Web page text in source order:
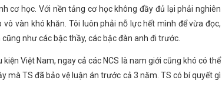
cơ học. Với nền tảng cơ học không đầy đủ lại phải nghiên
vàn khó khăn. Tôi luôn phải nỗ lực hết mình để vừa đọc,
như các bậc thầy, các bậc đàn anh đi trước.
Việt Nam, ngay cả các NCS là nam giới cũng khó có thể
mà TS đã bảo vệ luận án trước cả 3 năm. TS có bí quyết gì